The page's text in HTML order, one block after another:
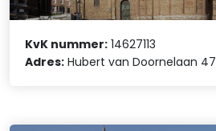
KvK nummer: 14627113
Adres: Hubert van Doornelaan 47